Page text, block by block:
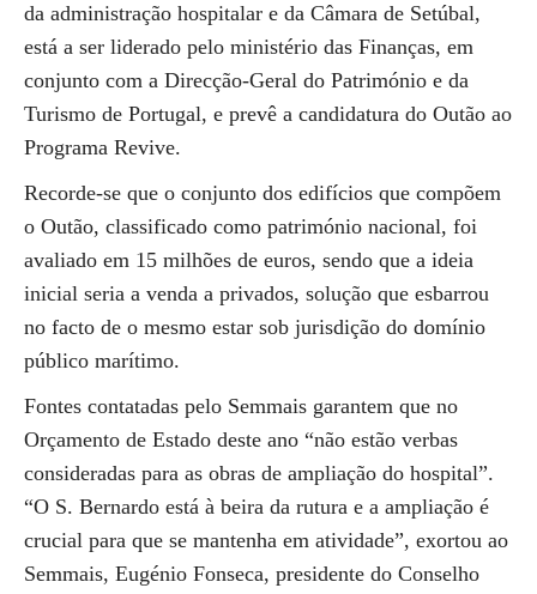
da administração hospitalar e da Câmara de Setúbal,
está a ser liderado pelo ministério das Finanças, em
conjunto com a Direcção-Geral do Património e da
Turismo de Portugal, e prevê a candidatura do Outão ao
Programa Revive.
Recorde-se que o conjunto dos edifícios que compõem
o Outão, classificado como património nacional, foi
avaliado em 15 milhões de euros, sendo que a ideia
inicial seria a venda a privados, solução que esbarrou
no facto de o mesmo estar sob jurisdição do domínio
público marítimo.
Fontes contatadas pelo Semmais garantem que no
Orçamento de Estado deste ano “não estão verbas
consideradas para as obras de ampliação do hospital”.
“O S. Bernardo está à beira da rutura e a ampliação é
crucial para que se mantenha em atividade”, exortou ao
Semmais, Eugénio Fonseca, presidente do Conselho